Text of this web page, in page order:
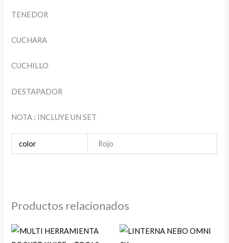
TENEDOR
CUCHARA
CUCHILLO
DESTAPADOR
NOTA : INCLUYE UN SET
color Rojo
Productos relacionados